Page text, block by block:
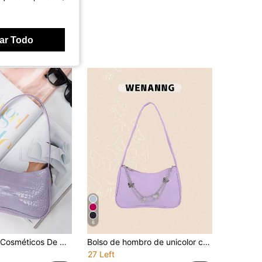
Mini Bolsa De Cosméticos De Mano Turquía Bolsos Al Por Mayor De Marca De Lujo Para Mujer, Bolso De Mano Vegano, Impermeable, Liviano, Casual De Negocios Con Patrón De Cocodrilo Para Chicas Adolescentes, Estudiantes Universitarias, Novatas Y Trabajadores De Oficina. Perfecto Para Oficina, Universidad, Trabajo, Negocio Y Viaje.
6
Bolso de hombro de unicolor con estilo de cadena
27 Left
Todo